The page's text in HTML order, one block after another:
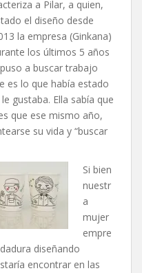
a Pilar, a quien,
el diseño desde
la empresa (Ginkana)
los últimos 5 años
a buscar trabajo
es lo que había estado
gustaba. Ella sabía que
que ese mismo año,
su vida y “buscar
Si bien
nuestr
a
mujer
empre
diseñando
encontrar en las